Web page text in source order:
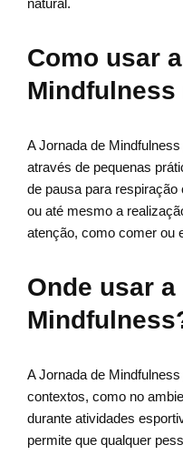
natural.
Como usar
Mindfulness
A Jornada de
através de pequenas
de pausa para
ou até mesmo a
atenção, como comer ou
Onde usar
A Jornada de
contextos, como no
durante atividades
permite que qualquer